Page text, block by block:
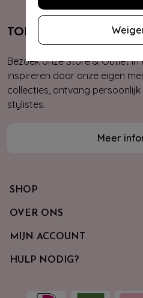
TOPVINTAGE STORE
Bezoek onze Store & Outlet
inspireren door onze eigen
collecties, ontvang
stylistes.
Meer
SHOP
OVER ONS
MIJN ACCOUNT
HULP NODIG?